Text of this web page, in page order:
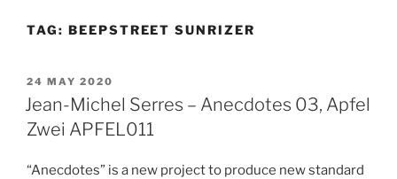
TAG: BEEPSTREET SUNRIZER
POSTED
ON
24 MAY 2020
Jean-Michel Serres – Anecdotes 03, Apfel
Zwei APFEL011
“Anecdotes” is a new project to produce new standard